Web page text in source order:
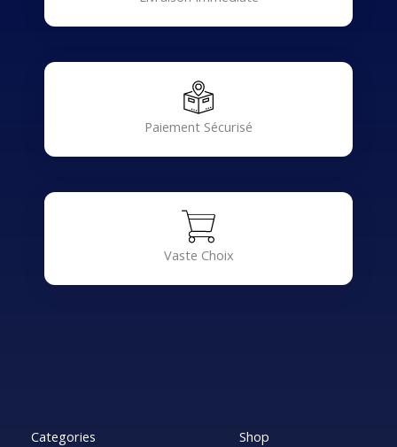
Paiement Sécurisé
Vaste Choix
Categories Shop